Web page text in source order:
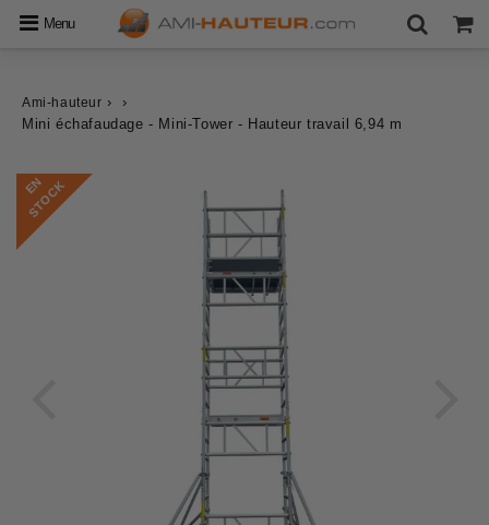
Menu
Ami-hauteur ›
›
Mini échafaudage - Mini-Tower - Hauteur travail 6,94 m
E
N
S
T
O
C
K